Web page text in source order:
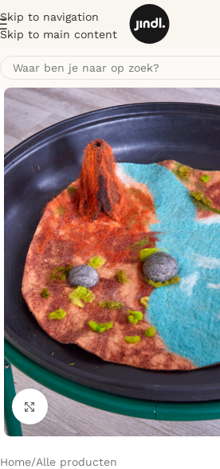
Skip to navigation
Skip to main content
Klik om te vergroten
Home/Alle producten